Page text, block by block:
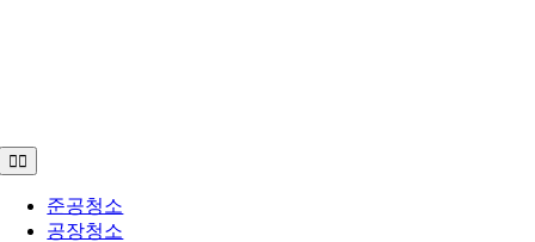
Toggle
Navigation
준공청소
공장청소